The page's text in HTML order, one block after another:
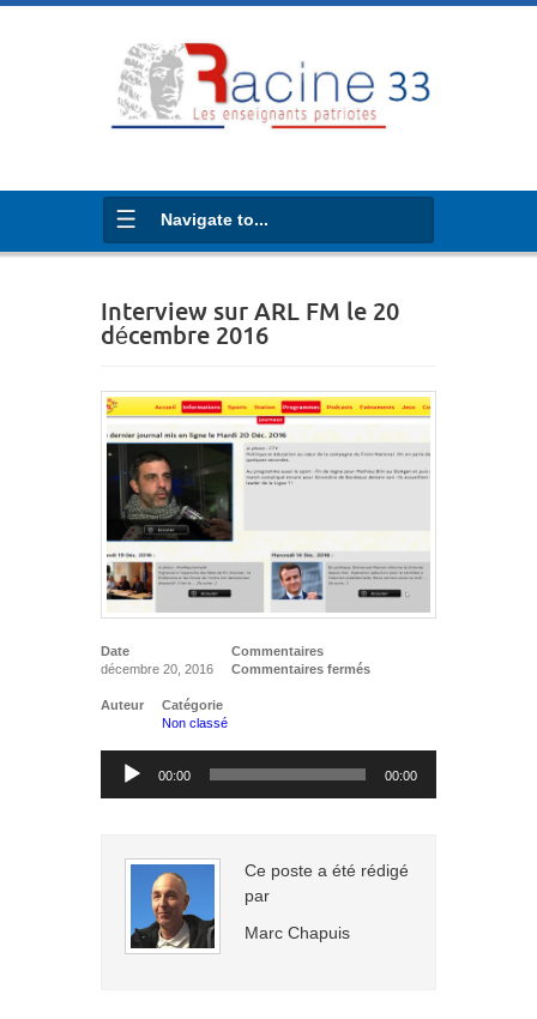
Navigate to...
Interview sur ARL FM le 20
décembre 2016
Date
décembre 20, 2016
Commentaires
Commentaires fermés
Auteur
Catégorie
Non classé
Lecteur
audio
00:00 00:00
Ce poste a été rédigé
par
Marc Chapuis